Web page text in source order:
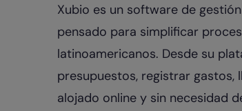
Xubio es un software de
pensado para simplificar
latinoamericanos. Desde su
presupuestos, registrar
alojado online y sin necesidad